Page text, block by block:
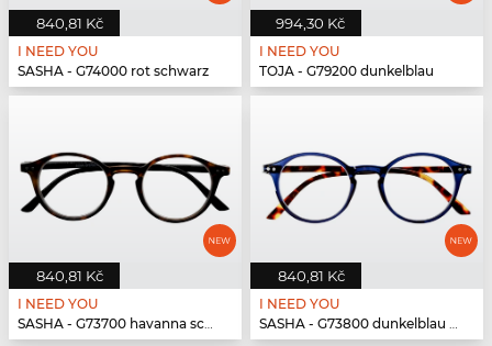
840,81 Kč
I NEED YOU
SASHA - G74000 rot schwarz
994,30 Kč
I NEED YOU
TOJA - G79200 dunkelblau
840,81 Kč
I NEED YOU
SASHA - G73700 havanna schwarz
840,81 Kč
I NEED YOU
SASHA - G73800 dunkelblau havanna